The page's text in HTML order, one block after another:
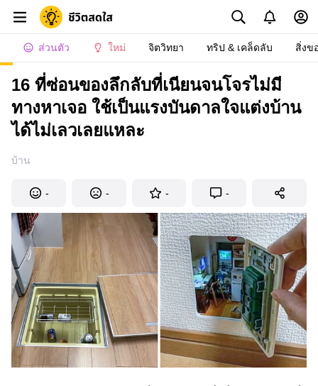
ส่วนตัว ใหม่ จิตวิทยา ทริป & เคล็ดลับ สิ่งข
16 ที่ซ่อนของลึกลับที่เนียนจนโจรไม่มี
ทางหาเจอ ใช้เป็นแรงบันดาลใจแต่งบ้าน
ได้ไม่เลวเลยแหละ
บ้าน
- - - -